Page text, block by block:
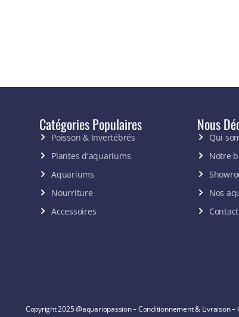
Catégories Populaires
Poisson & Invertébrés
Plantes d'aquariums
Aquariums
Nourriture
Accessoires
Nous
Qui
Notre
Nos
Contact
Copyright 2025 @aquariopassion –Conditionnement & Livraison–